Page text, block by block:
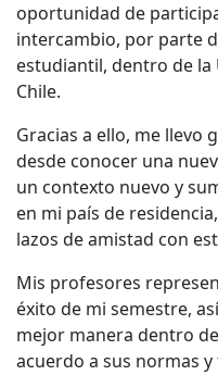
oportunidad de
intercambio, por parte
estudiantil, dentro de la
Chile.
Gracias a ello, me llevo
desde conocer una
un contexto nuevo y
en mi país de
lazos de amistad con
Mis profesores
éxito de mi semestre,
mejor manera dentro
acuerdo a sus normas